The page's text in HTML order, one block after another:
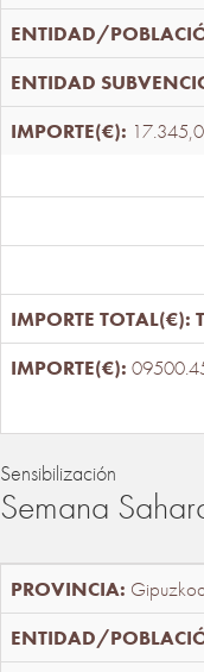
Sensibilización
Semana